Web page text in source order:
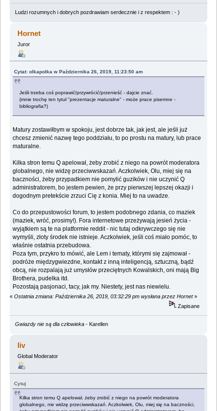
Ludzi rozumnych i dobrych pozdrawiam serdecznie i z respektem : - )
Hornet
Juror
Cytat: olkapolka w Października 26, 2019, 11:23:50 am
Jeśli trzeba coś poprawić/przywrócić/przenieść - dajcie znać.
(mnie trochę ten tytuł "prezentacje maturalne" - może prace pisemne -
bibliografia?)
Matury zostawiłbym w spokoju, jest dobrze tak, jak jest, ale jeśli już
chcesz zmienić nazwę tego poddziału, to po prostu na matury, lub prace
maturalne.
Kilka stron temu Q apelował, żeby zrobić z niego na powrót moderatora
globalnego, nie widzę przeciwwskazań. Aczkolwiek, Olu, miej się na
baczności, żeby przypadkiem nie pomylić guzików i nie uczynić Q
administratorem, bo jestem pewien, że przy pierwszej lepszej okazji i
dogodnym pretekście zrzuci Cię z konia. Miej to na uwadze.
Co do przepustowości forum, to jestem podobnego zdania, co maziek
(maziek, wróć, prosimy!). Fora internetowe przeżywają jesień życia -
wyjątkiem są te na platformie reddit - nic tutaj odkrywczego się nie
wymyśli, złoty środek nie istnieje. Aczkolwiek, jeśli coś miało pomóc, to
właśnie ostatnia przebudowa.
Poza tym, przykro to mówić, ale Lem i tematy, którymi się zajmował -
podróże międzygwiezdne, kontakt z inną inteligencją, sztuczną, bądź
obcą, nie rozpalają już umysłów przeciętnych Kowalskich, oni mają Big
Brothera, pudelka itd.
Pozostają pasjonaci, tacy, jak my. Niestety, jest nas niewielu.
« Ostatnia zmiana: Października 26, 2019, 03:32:29 pm wysłana przez Hornet»
Zapisane
Gwiazdy nie są dla człowieka- Karellen
liv
Global Moderator
Cytuj
Kilka stron temu Q apelował, żeby zrobić z niego na powrót moderatora
globalnego, nie widzę przeciwwskazań. Aczkolwiek, Olu, miej się na baczności,